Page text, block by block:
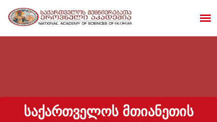
ᲡᲐᲥᲐᲠᲗᲕᲔᲚᲝᲡ ᲛᲗᲘᲐᲜᲔᲗᲘᲡ